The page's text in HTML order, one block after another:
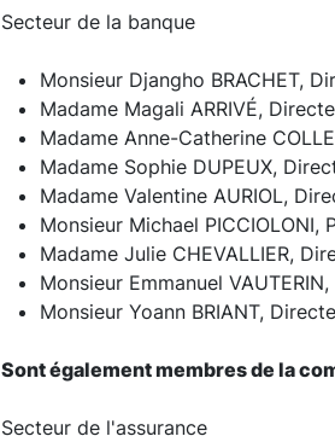
Secteur de la banque
Monsieur Djangho BRACHET,
Madame Magali ARRIVÉ,
Madame Anne-Catherine
Madame Sophie DUPEUX,
Madame Valentine AURIOL,
Monsieur Michael PICCIOLONI,
Madame Julie CHEVALLIER,
Monsieur Emmanuel
Monsieur Yoann BRIANT,
Sont également membres de la
Secteur de l'assurance